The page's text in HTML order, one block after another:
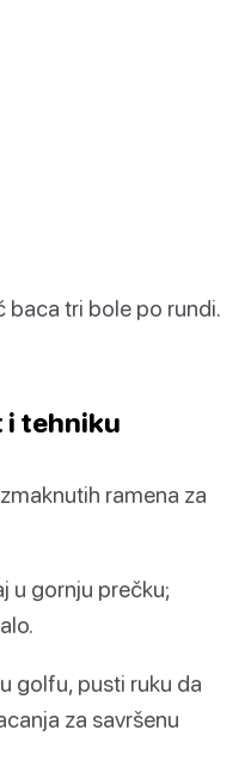
baca tri bole po rundi.
i tehniku
ramena za
u gornju prečku;
golfu, pusti ruku da
za savršenu